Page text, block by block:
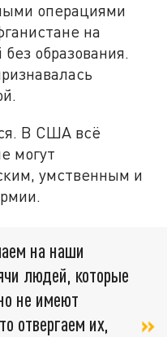
операциями
на
образования.
В США всё
могут
умственным и
на наши
людей, которые
не имеют
отвергаем их,